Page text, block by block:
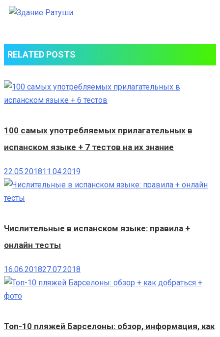
RELATED POSTS
100 самых употребляемых прилагательных в
испанском языке + 7 тестов на их знание
22.05.201811.04.2019
Числительные в испанском языке: правила +
онлайн тесты
16.06.201827.07.2018
Топ-10 пляжей Барселоны: обзор, информация, как